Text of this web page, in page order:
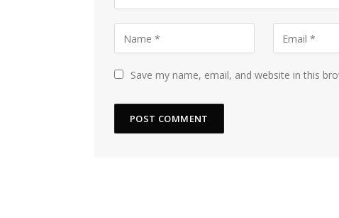
Save my name, email, and website in this